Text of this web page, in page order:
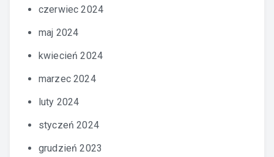
czerwiec 2024
maj 2024
kwiecień 2024
marzec 2024
luty 2024
styczeń 2024
grudzień 2023